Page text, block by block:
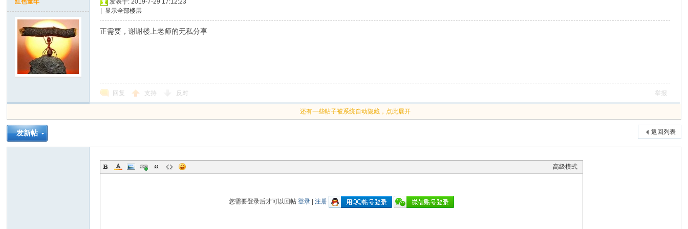
红色童年
发表于: 2019-7-29 17:12:23
显示全部楼层
正需要，谢谢楼上老师的无私分享
回复 支持 反对 举报
还有一些帖子被系统自动隐藏，点此展开
返回列表
发新帖
高级模式
您需要登录后才可以回帖登录 |注册